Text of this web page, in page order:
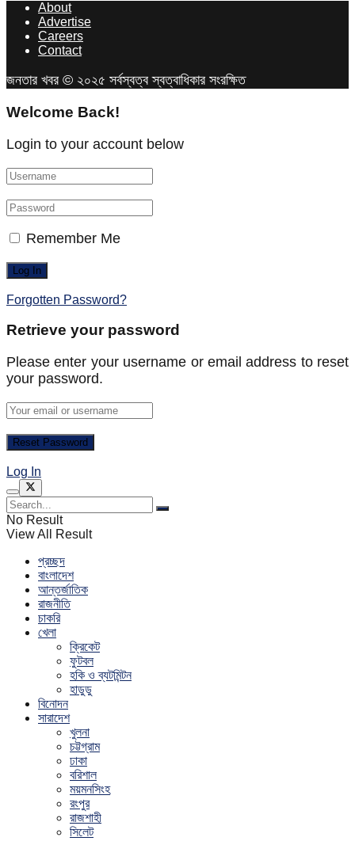
About
Advertise
Careers
Contact
জনতার খবর © ২০২৫ সর্বস্বত্ব স্বত্বাধিকার সংরক্ষিত
Welcome Back!
Login to your account below
Remember Me
Forgotten Password?
Retrieve your password
Please enter your username or email address to reset
your password.
Log In
No Result
View All Result
প্রচ্ছদ
বাংলাদেশ
আন্তর্জাতিক
রাজনীতি
চাকরি
খেলা
ক্রিকেট
ফুটবল
হকি ও ব্যটমিন্টন
হাডুডু
বিনোদন
সারাদেশ
খুলনা
চট্টগ্রাম
ঢাকা
বরিশাল
ময়মনসিংহ
রংপুর
রাজশাহী
সিলেট